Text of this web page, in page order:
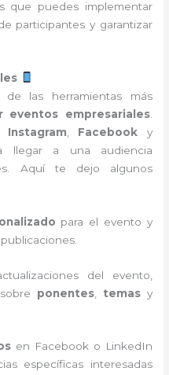
que puedes implementar
participantes y garantizar
las herramientas más
eventos empresariales.
Instagram Facebook y
llegar a una audiencia
Aquí te dejo algunos
para el evento y
del evento,
ponentes temas y
en Facebook o LinkedIn
específicas interesadas